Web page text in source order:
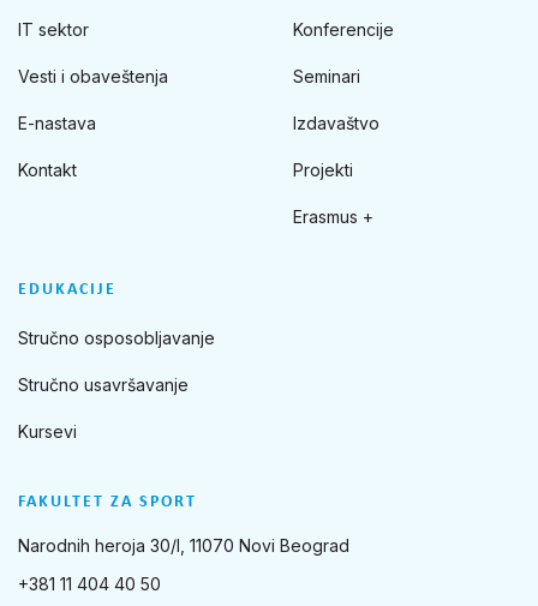
FAKULTET ZA SPORT
Narodnih heroja 30/I, 11070 Novi Beograd
+381 11 404 40 50
IT sektor
Vesti i obaveštenja
E-nastava
Kontakt
Konferencije
Seminari
Izdavaštvo
Projekti
Erasmus +
EDUKACIJE
Stručno osposobljavanje
Stručno usavršavanje
Kursevi